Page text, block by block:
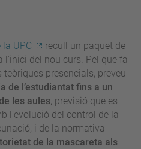
UPC
recull un paquet de
l'inici del nou curs. Pel que fa
presencials, preveu
de l’estudiantat fins a un
les aules, previsió que es
l’evolució del control de la
i de la normativa
de la mascareta als